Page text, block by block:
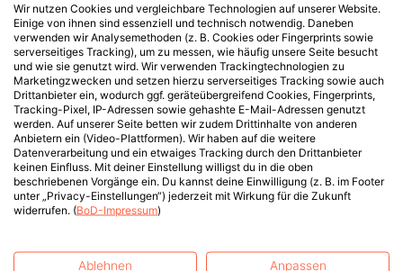
Wir nutzen Cookies und vergleichbare Technologien auf unserer Website.
Einige von ihnen sind essenziell und technisch notwendig. Daneben
verwenden wir Analysemethoden (z. B. Cookies oder Fingerprints sowie
serverseitiges Tracking), um zu messen, wie häufig unsere Seite besucht
und wie sie genutzt wird. Wir verwenden Trackingtechnologien zu
Marketingzwecken und setzen hierzu serverseitiges Tracking sowie auch
Drittanbieter ein, wodurch ggf. geräteübergreifend Cookies, Fingerprints,
Tracking-Pixel, IP-Adressen sowie gehashte E-Mail-Adressen genutzt
werden. Auf unserer Seite betten wir zudem Drittinhalte von anderen
Anbietern ein (Video-Plattformen). Wir haben auf die weitere
Datenverarbeitung und ein etwaiges Tracking durch den Drittanbieter
keinen Einfluss. Mit deiner Einstellung willigst du in die oben
beschriebenen Vorgänge ein. Du kannst deine Einwilligung (z. B. im Footer
unter „Privacy-Einstellungen“) jederzeit mit Wirkung für die Zukunft
widerrufen. (BoD-Impressum)
Ablehnen Anpassen